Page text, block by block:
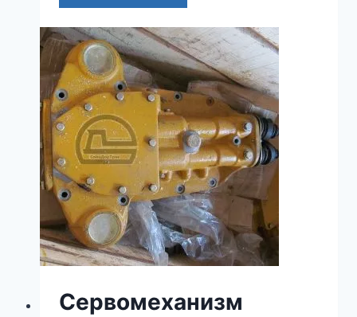
Сервомеханизм